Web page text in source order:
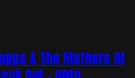
& The Mothers Of